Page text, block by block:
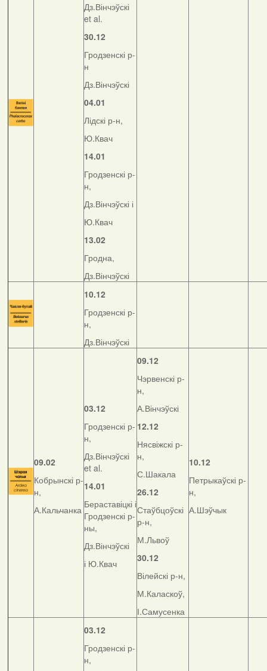
Дз.Вінчэўскі
et al.
30.12
Гродзенскі р-
н
Дз.Вінчэўскі
04.01
Лідскі р-н,
Ю.Квач
14.01
Гродзенскі р-
н,
Дз.Вінчэўскі і
Ю.Квач
13.02
Гродна,
Дз.Вінчэўскі
10.12
Гродзенскі р-
н,
Дз.Вінчэўскі
09.02
Кобрынскі р-
н,
А.Кальчанка
03.12
Гродзенскі р-
н,
Дз.Вінчэўскі
et al.
14.01
Бераставіцкі і
Гродзенскі р-
ны,
Дз.Вінчэўскі
і Ю.Квач
09.12
Чэрвенскі р-
н,
А.Вінчэўскі
12.12
Нясвіжскі р-
н,
С.Шакала
26.12
Стаўбцоўскі
р-н,
М.Львоў
30.12
Вілейскі р-н,
М.Каласкоў,
І.Самусенка
10.12
Петрыкаўскі р-
н,
А.Шэўчык
03.12
Гродзенскі р-
н,